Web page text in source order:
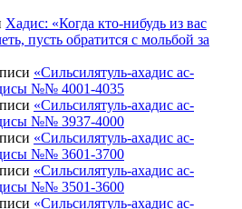
Хадис: «Когда кто-нибудь из вас
пусть обратится с мольбой за
«Сильсилятуль-ахадис ас-
№№ 4001-4035
«Сильсилятуль-ахадис ас-
№№ 3937-4000
«Сильсилятуль-ахадис ас-
№№ 3601-3700
«Сильсилятуль-ахадис ас-
№№ 3501-3600
«Сильсилятуль-ахадис ас-